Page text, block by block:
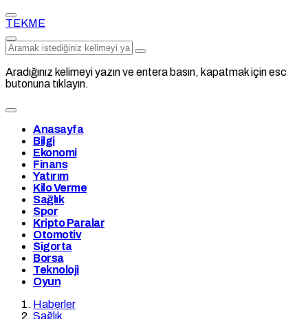
TEKME
Aradığınız kelimeyi yazın ve entera basın, kapatmak için esc
butonuna tıklayın.
Anasayfa
Bilgi
Ekonomi
Finans
Yatırım
Kilo Verme
Sağlık
Spor
Kripto Paralar
Otomotiv
Sigorta
Borsa
Teknoloji
Oyun
Haberler
Sağlık